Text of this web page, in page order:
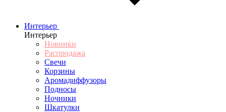
Интерьер
Интерьер
Новинки
Распродажа
Свечи
Корзины
Аромадиффузоры
Подносы
Ночники
Шкатулки